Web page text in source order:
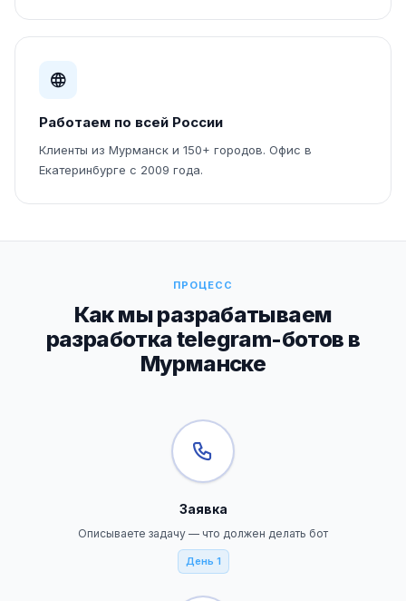
Работаем по всей России
Клиенты из Мурманск и 150+ городов. Офис в
Екатеринбурге с 2009 года.
ПРОЦЕСС
Как мы разрабатываем
разработка telegram-ботов в
Мурманске
Заявка
Описываете задачу — что должен делать бот
День 1